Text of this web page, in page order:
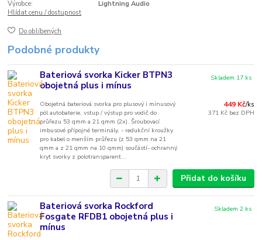
Výrobce:
Lightning Audio
Hlídat cenu / dostupnost
Do oblíbených
Podobné produkty
Bateriová svorka Kicker BTPN3
obojetná plus i mínus
Obojetná bateriová svorka pro plusový i mínusový
pól autobaterie, vstup / výstup pro vodič do
průřezu 53 qmm a 21 qmm (2x). Šroubovací
imbusové přípojné terminály. - redukční kroužky
pro kabel o menším průřezu (z 53 qmm na 21
qmm a z 21 qmm na 10 qmm) součástí- ochranný
kryt svorky z polotransparent...
449 Kč/ks
371 Kč bez DPH
Skladem 17 ks
Přidat do košíku
Bateriová svorka Rockford
Fosgate RFDB1 obojetná plus i
mínus
Skladem 2 ks